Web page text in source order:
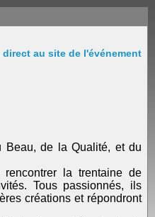
direct au site de l'événement
Beau, de la Qualité, et du
la trentaine de
Tous passionnés, ils
créations et répondront